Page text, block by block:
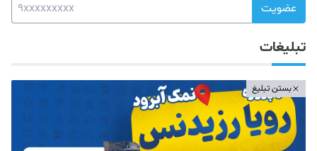
عضویت
تبلیغات
بستن تبلیغ